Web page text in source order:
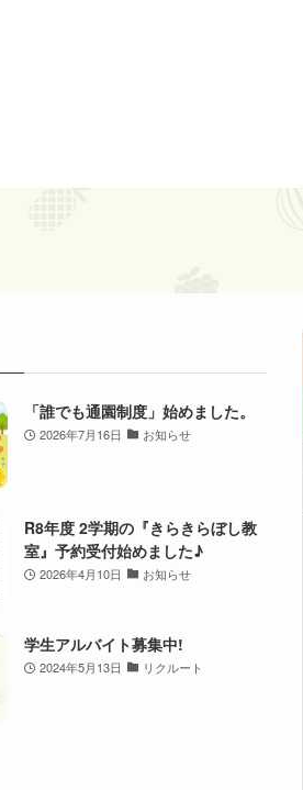
「誰でも通園制度」始めました。
2026年7月16日 お知らせ
R8年度 2学期の『きらきらぼし教
室』予約受付始めました♪
2026年4月10日 お知らせ
学生アルバイト募集中!
2024年5月13日 リクルート